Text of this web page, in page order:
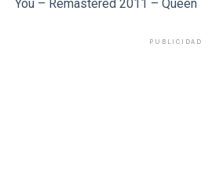
You – Remastered 2011 – Queen
PUBLICIDAD